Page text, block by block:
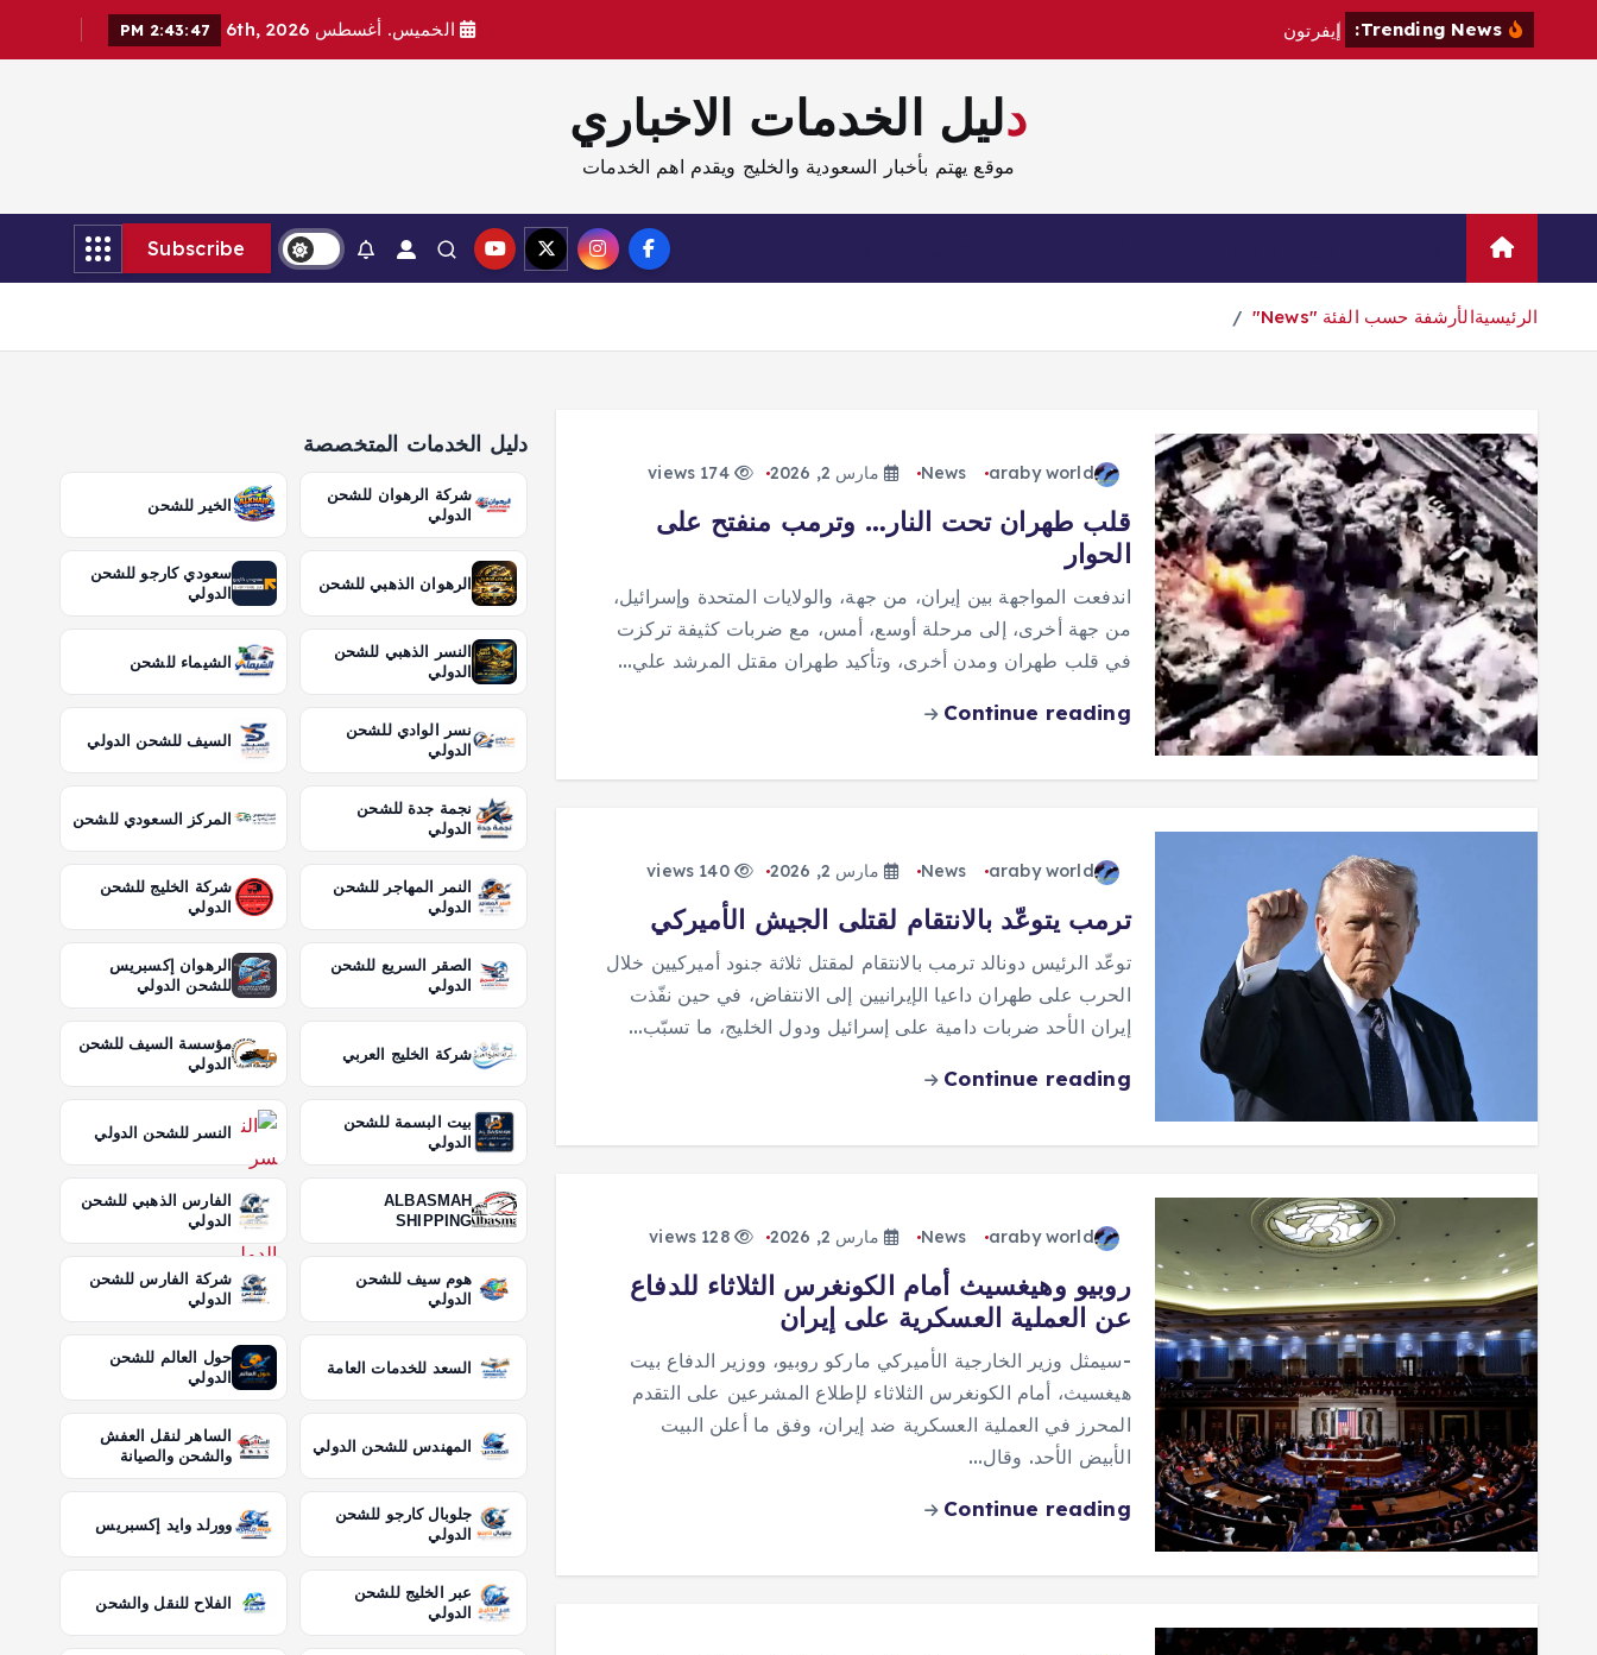
إيفر تون الخميس. أغسطس 6th, 2026 2:43:48 PM
دليل الخدمات الاخباري
موقع يهتم بأخبار السعودية والخليج ويقدم اهم الخدمات
Subscribe
الرئيسيةالأرشفة حسب الفئة "News"
araby world
News مارس 2, 2026 174 views
قلب طهران تحت النار… وترمب منفتح على
الحوار
اندفعت المواجهة بين إيران، من جهة، والولايات المتحدة وإسرائيل،
من جهة أخرى، إلى مرحلة أوسع، أمس، مع ضربات كثيفة تركزت
في قلب طهران ومدن أخرى، وتأكيد طهران مقتل المرشد علي…
Continue reading
araby world
News مارس 2, 2026 140 views
ترمب يتوعّد بالانتقام لقتلى الجيش الأميركي
توعّد الرئيس دونالد ترمب بالانتقام لمقتل ثلاثة جنود أميركيين خلال
الحرب على طهران داعيا الإيرانيين إلى الانتفاض، في حين نفّذت
إيران الأحد ضربات دامية على إسرائيل ودول الخليج، ما تسبّب…
Continue reading
araby world
News مارس 2, 2026 128 views
روبيو وهيغسيث أمام الكونغرس الثلاثاء للدفاع
عن العملية العسكرية على إيران
-سيمثل وزير الخارجية الأميركي ماركو روبيو، ووزير الدفاع بيت
هيغسيث، أمام الكونغرس الثلاثاء لإطلاع المشرعين على التقدم
المحرز في العملية العسكرية ضد إيران، وفق ما أعلن البيت
الأبيض الأحد. وقال…
Continue reading
دليل الخدمات المتخصصة
شركة الرهوان للشحن
الدولي
الخير للشحن
الرهوان الذهبي للشحن
سعودي كارجو للشحن
الدولي
النسر الذهبي للشحن
الدولي
الشيماء للشحن
نسر الوادي للشحن
الدولي
السيف للشحن الدولي
نجمة جدة للشحن
الدولي
المركز السعودي للشحن
النمر المهاجر للشحن
الدولي
شركة الخليج للشحن
الدولي
الصقر السريع للشحن
الدولي
الرهوان إكسبريس
للشحن الدولي
شركة الخليج العربي
مؤسسة السيف للشحن
الدولي
بيت البسمة للشحن
الدولي
النسر للشحن الدولي
ALBASMAH
SHIPPING
الفارس الذهبي للشحن
الدولي
هوم سيف للشحن
الدولي
شركة الفارس للشحن
الدولي
السعد للخدمات العامة
حول العالم للشحن
الدولي
المهندس للشحن الدولي
الساهر لنقل العفش
والشحن والصيانة
جلوبال كارجو للشحن
الدولي
وورلد وايد إكسبريس
عبر الخليج للشحن
الدولي
الفلاح للنقل والشحن